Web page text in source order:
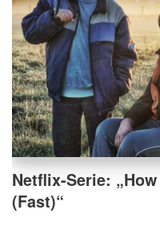
Netflix-Serie:
(Fast)“